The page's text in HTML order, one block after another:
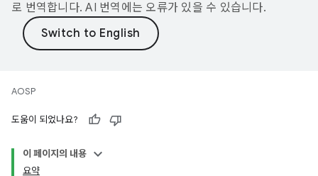
로 번역합니다. AI 번역에는 오류가 있을 수 있습니다.
AOSP
도움이 되었나요?
이 페이지의 내용
요약